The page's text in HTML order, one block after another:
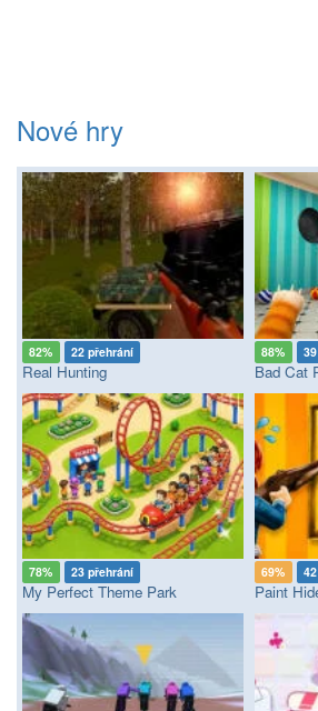
Nové hry
82% 22 přehrání
Real Hunting
88%
78% 23 přehrání
My Perfect Theme Park
69%
Paint